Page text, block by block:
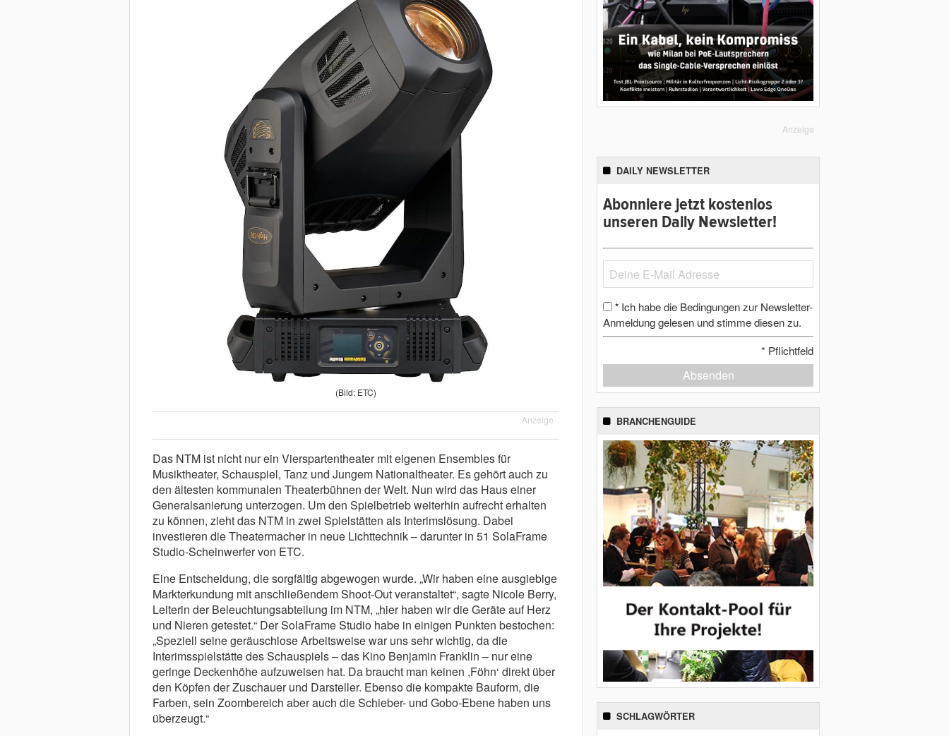
(Bild: ETC)
Anzeige
Das NTM ist nicht nur ein Vierspartentheater mit eigenen Ensembles für
Musiktheater, Schauspiel, Tanz und Jungem Nationaltheater. Es gehört auch zu
den ältesten kommunalen Theaterbühnen der Welt. Nun wird das Haus einer
Generalsanierung unterzogen. Um den Spielbetrieb weiterhin aufrecht erhalten
zu können, zieht das NTM in zwei Spielstätten als Interimslösung. Dabei
investieren die Theatermacher in neue Lichttechnik – darunter in 51 SolaFrame
Studio-Scheinwerfer von ETC.
Eine Entscheidung, die sorgfältig abgewogen wurde. „Wir haben eine ausgiebige
Markterkundung mit anschließendem Shoot-Out veranstaltet“, sagte Nicole Berry,
Leiterin der Beleuchtungsabteilung im NTM, „hier haben wir die Geräte auf Herz
und Nieren getestet.“ Der SolaFrame Studio habe in einigen Punkten bestochen:
„Speziell seine geräuschlose Arbeitsweise war uns sehr wichtig, da die
Interimsspielstätte des Schauspiels – das Kino Benjamin Franklin – nur eine
geringe Deckenhöhe aufzuweisen hat. Da braucht man keinen ,Föhn‘ direkt über
den Köpfen der Zuschauer und Darsteller. Ebenso die kompakte Bauform, die
Farben, sein Zoombereich aber auch die Schieber- und Gobo-Ebene haben uns
überzeugt.“
Anzeige
DAILY NEWSLETTER
Abonniere jetzt kostenlos
unseren Daily Newsletter!
* Ich habe die Bedingungen zur Newsletter-
Anmeldung gelesen und stimme diesen zu.
* Pflichtfeld
Absenden
BRANCHENGUIDE
SCHLAGWÖRTER